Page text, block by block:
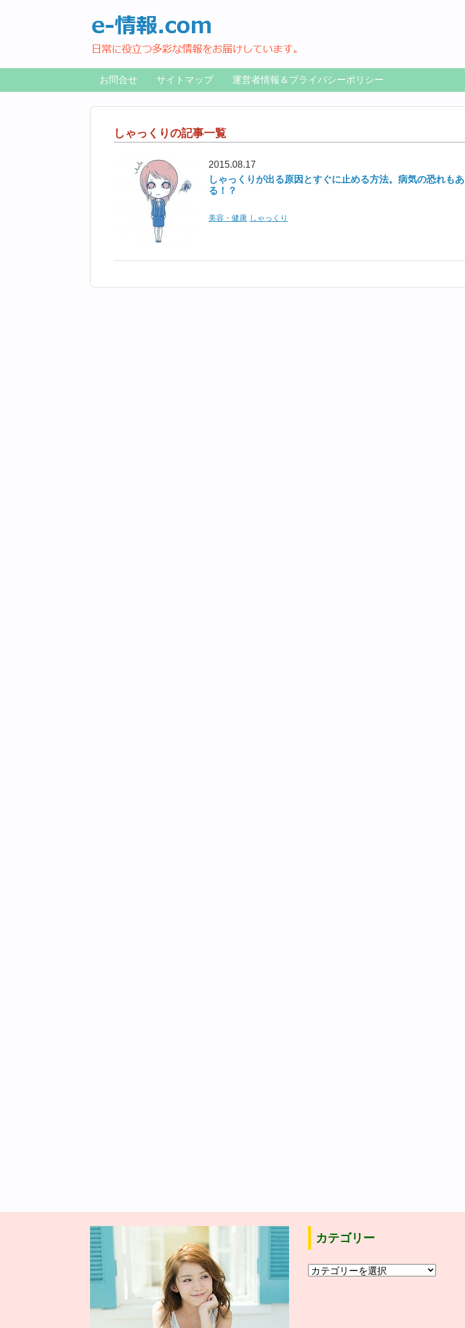
お問合せ サイトマップ 運営者情報＆プライバシーポリシー
しゃっくりの記事一覧
2015.08.17
しゃっくりが出る原因とすぐに止める方法。病気の恐れもあ
る！？
美容・健康 しゃっくり
カテゴリー
カ